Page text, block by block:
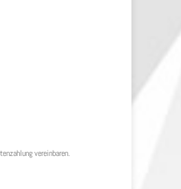
vereinbaren.